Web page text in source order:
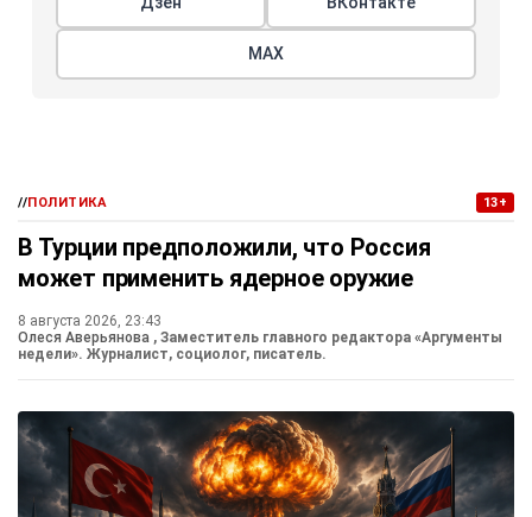
МАХ
//ПОЛИТИКА 13+
В Турции предположили, что Россия
может применить ядерное оружие
8 августа 2026, 23:43
Олеся Аверьянова , Заместитель главного редактора «Аргументы
недели». Журналист, социолог, писатель.